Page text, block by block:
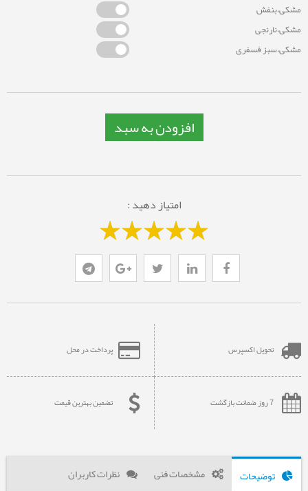
مشکی،بنفش
مشکی،نارنجی
مشکی،سبز فسفری
افزودن به سبد
امتیاز دهید :
تحویل اکسپرس پرداخت در محل
7 روز ضمانت بازگشت تضمین بهترین قیمت
توضیحات مشخصات فنی نظرات کاربران